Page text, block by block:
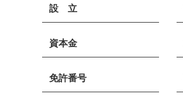
設 立
資本金
免許番号